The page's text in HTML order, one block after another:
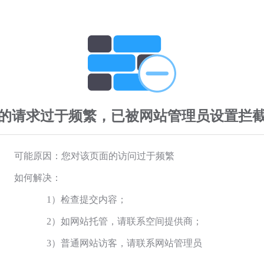
请求过于频繁，已被网站管理员设置拦
可能原因：您对该页面的访问过于频繁
如何解决：
1）检查提交内容；
2）如网站托管，请联系空间提供商；
3）普通网站访客，请联系网站管理员